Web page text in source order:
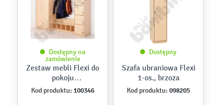
Dostępny na
zamówienie
Zestaw mebli Flexi do
pokoju
nauczycielskiego,
Kod produktu: 100346
Dostępny
Szafa ubraniowa Flexi
1-os., brzoza
Kod produktu: 098205